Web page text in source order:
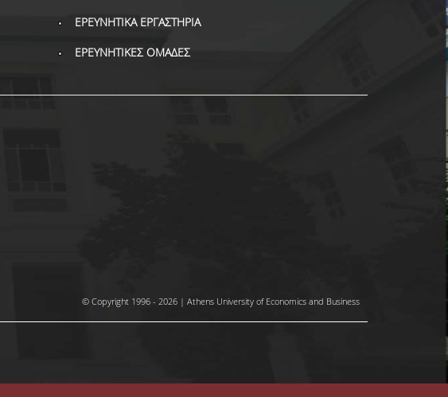
ΕΡΕΥΝΗΤΙΚΑ ΕΡΓΑΣΤΗΡΙΑ
ΕΡΕΥΝΗΤΙΚΕΣ ΟΜΑΔΕΣ
© Copyright 1996 - 2026 | Athens University of Economics and Business